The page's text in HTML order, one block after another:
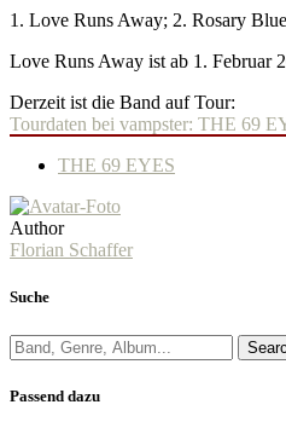
1. Love Runs Away; 2. Rosary
Love Runs Away ist ab 1. Februar
Derzeit ist die Band auf Tour:
Tourdaten bei vampster: THE 69
THE 69 EYES
Author
Florian Schaffer
Suche
Passend dazu